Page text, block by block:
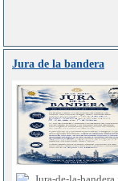
Jura de la bandera